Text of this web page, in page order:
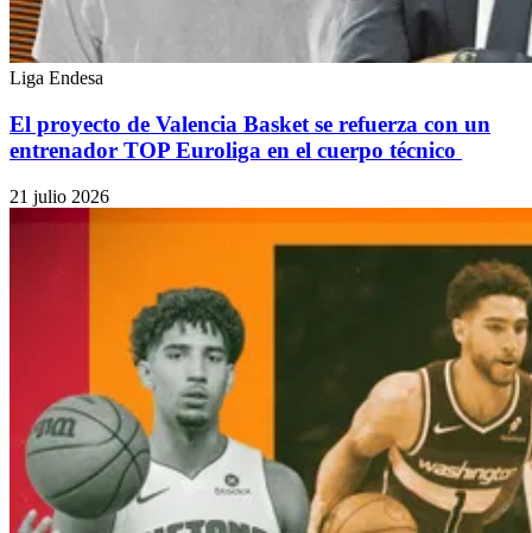
Liga Endesa
El proyecto de Valencia Basket se refuerza con un
entrenador TOP Euroliga en el cuerpo técnico
21 julio 2026